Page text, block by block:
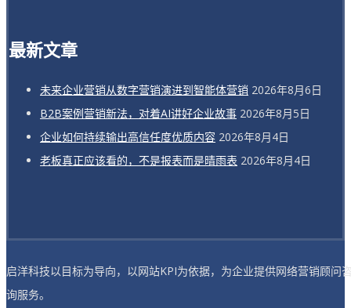
最新文章
未来企业营销从数字营销演进到智能体营销 2026年8月6日
B2B案例营销新法，对着AI讲好企业故事 2026年8月5日
企业如何持续输出高信任度优质内容 2026年8月4日
老板真正应该看的，不是报表而是晴雨表 2026年8月4日
启洋科技以目标为导向，以网站KPI为依据，为企业提供网络营销顾问
询服务。